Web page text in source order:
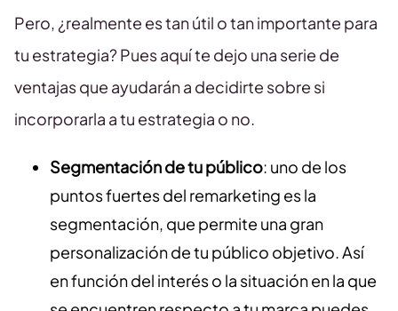
Pero, ¿realmente es tan útil o tan importante para
tu estrategia? Pues aquí te dejo una serie de
ventajas que ayudarán a decidirte sobre si
incorporarla a tu estrategia o no.
Segmentación de tu público: uno de los
puntos fuertes del remarketing es la
segmentación, que permite una gran
personalización de tu público objetivo. Así
en función del interés o la situación en la que